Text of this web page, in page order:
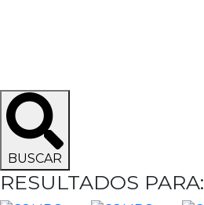
BUSCAR
RESULTADOS PARA: